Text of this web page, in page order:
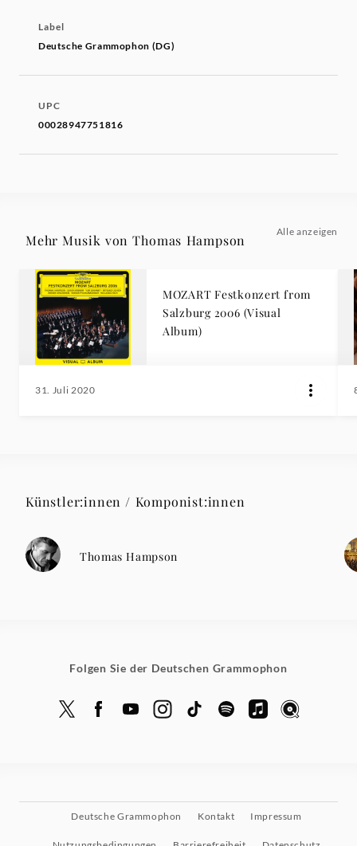
Label
Deutsche Grammophon (DG)
UPC
00028947751816
Mehr Musik von Thomas Hampson
Alle anzeigen
MOZART Festkonzert from
Salzburg 2006 (Visual
Album)
31. Juli 2020
Künstler:innen / Komponist:innen
Thomas Hampson
Folgen Sie der Deutschen Grammophon
Deutsche Grammophon Kontakt Impressum